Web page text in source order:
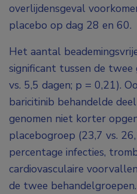
overlijdensgeval
placebo op dag 28 en 60.
Het aantal
significant tussen de twee
vs. 5,5 dagen; p = 0,21).
baricitinib behandelde
genomen niet korter
placebogroep (23,7 vs.
percentage infecties,
cardiovasculaire
de twee behandelgroepen.